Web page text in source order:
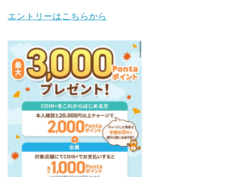
エントリーはこちらから